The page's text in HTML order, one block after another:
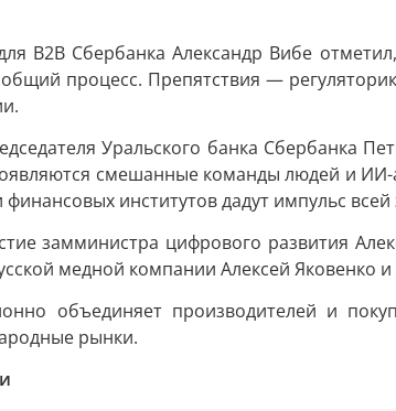
B2B Сбербанка Александр Вибе
процесс. Препятствия —
Уральского банка
смешанные команды людей и
финансовых институтов дадут импульс
замминистра цифрового развития
медной компании Алексей Яковенко и
объединяет производителей и
рынки.